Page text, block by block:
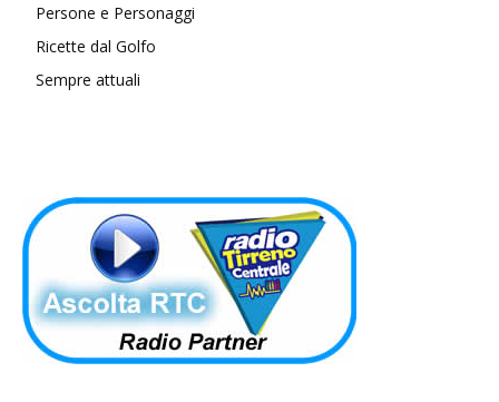
Persone e Personaggi
Ricette dal Golfo
Sempre attuali